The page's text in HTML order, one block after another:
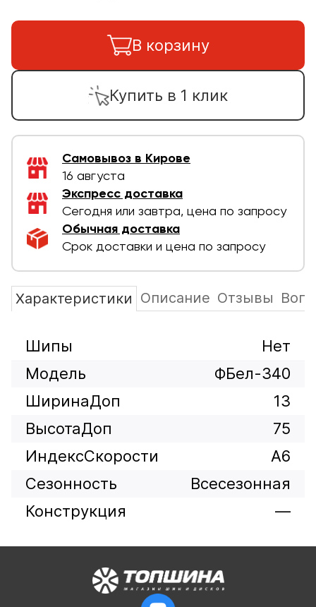
В корзину
Купить в 1 клик
Самовывоз в Кирове
16 августа
Экспресс доставка
Сегодня или завтра, цена по запросу
Обычная доставка
Срок доставки и цена по запросу
Характеристики Описание Отзывы
Шипы
Нет
Модель
ФБел-340
ШиринаДоп
13
ВысотаДоп
75
ИндексСкорости
A6
Сезонность
Всесезонная
Конструкция
—